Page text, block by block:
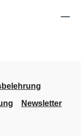
Newsletter